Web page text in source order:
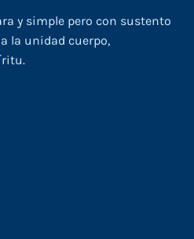
y simple pero con sustento
la unidad cuerpo,